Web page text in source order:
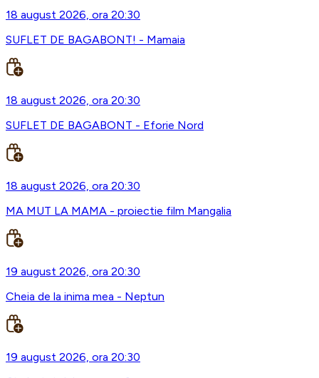
18 august 2026, ora 20:30
SUFLET DE BAGABONT! - Mamaia
18 august 2026, ora 20:30
SUFLET DE BAGABONT - Eforie Nord
18 august 2026, ora 20:30
MA MUT LA MAMA - proiectie film Mangalia
19 august 2026, ora 20:30
Cheia de la inima mea - Neptun
19 august 2026, ora 20:30